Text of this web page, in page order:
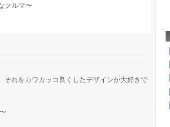
クルマ〜
れをカワカッコ良くしたデザインが大好きで